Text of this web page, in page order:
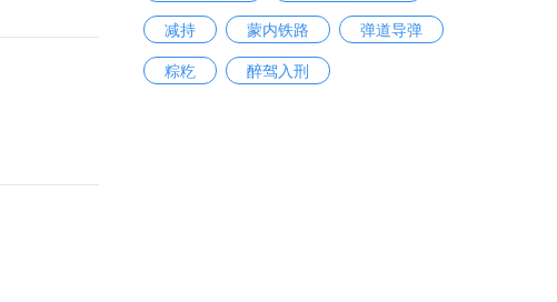
减持
蒙内铁路
弹道导弹
粽籺
醉驾入刑